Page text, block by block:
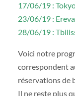
17/06/19 :
23/06/19 :
28/06/19 :
Voici notre
correspondent
réservations de
Il ne reste plus